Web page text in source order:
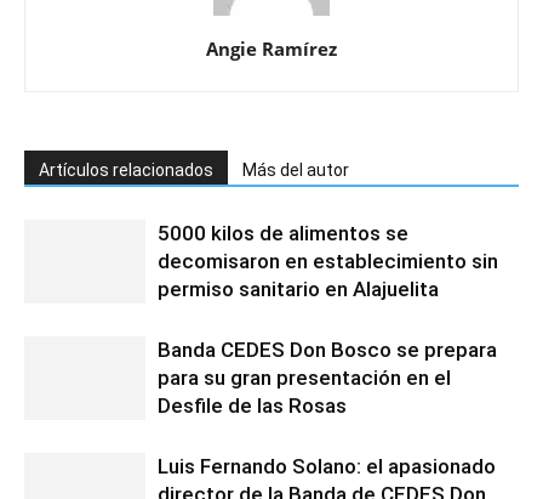
Angie Ramírez
Artículos relacionados Más del autor
5000 kilos de alimentos se
decomisaron en establecimiento sin
permiso sanitario en Alajuelita
Banda CEDES Don Bosco se prepara
para su gran presentación en el
Desfile de las Rosas
Luis Fernando Solano: el apasionado